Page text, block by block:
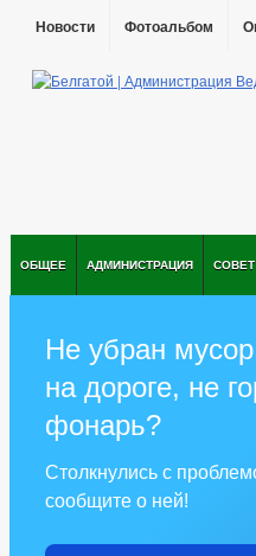
Новости Фотоальбом
ОБЩЕЕ АДМИНИСТРАЦИЯ
Не убран
на дороге, не
фонарь?
Столкнулись с
сообщите о ней!